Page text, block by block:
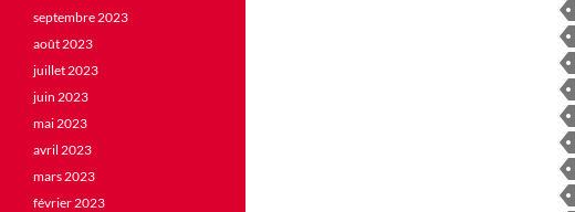
septembre 2023
août 2023
juillet 2023
juin 2023
mai 2023
avril 2023
mars 2023
février 2023